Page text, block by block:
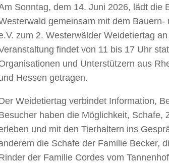
Sonntag, dem 14. Juni 2026, lädt die
gemeinsam mit dem
zum 2. Westerwälder Weidetiertag
findet von 11 bis 17 Uhr
und Unterstützern aus
Hessen getragen.
Weidetiertag verbindet Information,
haben die Möglichkeit, Schafe,
und mit den Tierhaltern ins
die Schafe der Familie Becker,
der Familie Cordes vom